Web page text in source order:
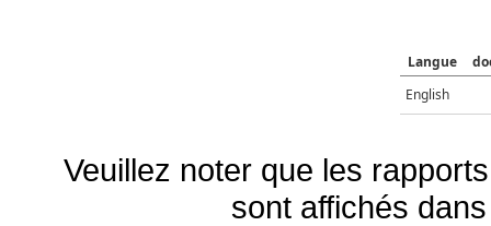
Langue
English
Veuillez noter que les
sont affichés